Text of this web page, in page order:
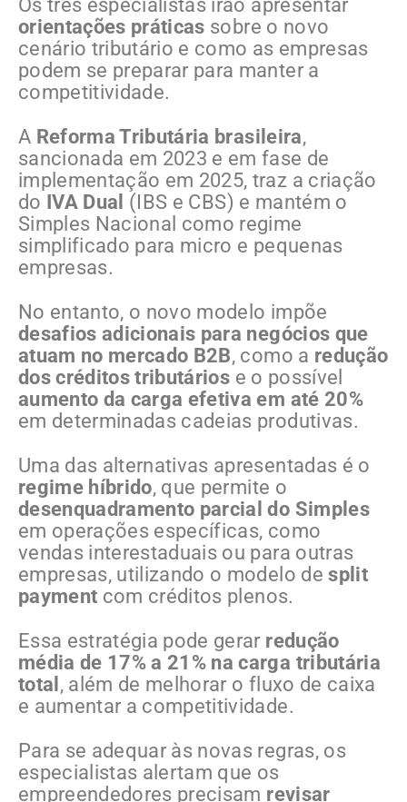
Os três especialistas irão apresentar
orientações práticas sobre o novo
cenário tributário e como as empresas
podem se preparar para manter a
competitividade.
A Reforma Tributária brasileira,
sancionada em 2023 e em fase de
implementação em 2025, traz a criação
do IVA Dual (IBS e CBS) e mantém o
Simples Nacional como regime
simplificado para micro e pequenas
empresas.
No entanto, o novo modelo impõe
desafios adicionais para negócios que
atuam no mercado B2B, como a redução
dos créditos tributários e o possível
aumento da carga efetiva em até 20%
em determinadas cadeias produtivas.
Uma das alternativas apresentadas é o
regime híbrido, que permite o
desenquadramento parcial do Simples
em operações específicas, como
vendas interestaduais ou para outras
empresas, utilizando o modelo desplit
payment com créditos plenos.
Essa estratégia pode gerar redução
média de 17% a 21% na carga tributária
total , além de melhorar o fluxo de caixa
e aumentar a competitividade.
Para se adequar às novas regras, os
especialistas alertam que os
empreendedores precisam revisar